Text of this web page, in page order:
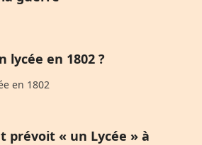
lycée en 1802 ?
en 1802
prévoit « un Lycée » à